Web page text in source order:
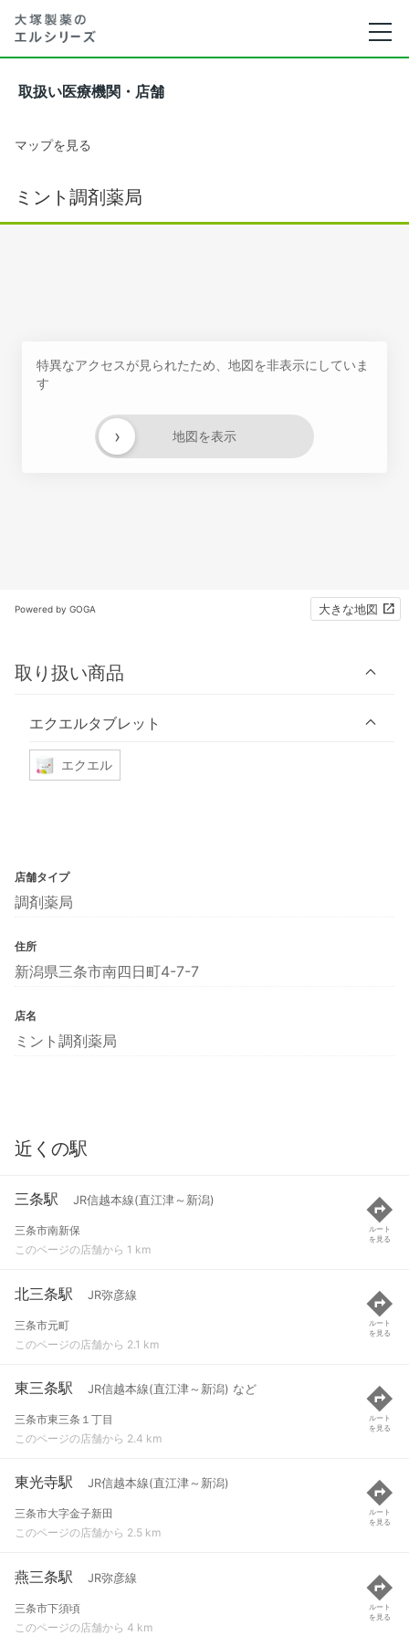
取扱い医療機関・店舗
マップを見る
ミント調剤薬局
特異なアクセスが見られたため、地図を非表示にしていま
す
地図を表示
›
Powered by GOGA 大きな地図
取り扱い商品
エクエルタブレット
エクエル
店舗タイプ
調剤薬局
住所
新潟県三条市南四日町4-7-7
店名
ミント調剤薬局
近くの駅
三条駅 JR信越本線(直江津～新潟)
三条市南新保
このページの店舗から 1 km
ルート
を見る
北三条駅 JR弥彦線
三条市元町
このページの店舗から 2.1 km
ルート
を見る
東三条駅 JR信越本線(直江津～新潟) など
三条市東三条１丁目
このページの店舗から 2.4 km
ルート
を見る
東光寺駅 JR信越本線(直江津～新潟)
三条市大字金子新田
このページの店舗から 2.5 km
ルート
を見る
燕三条駅 JR弥彦線
三条市下須頃
このページの店舗から 4 km
ルート
を見る